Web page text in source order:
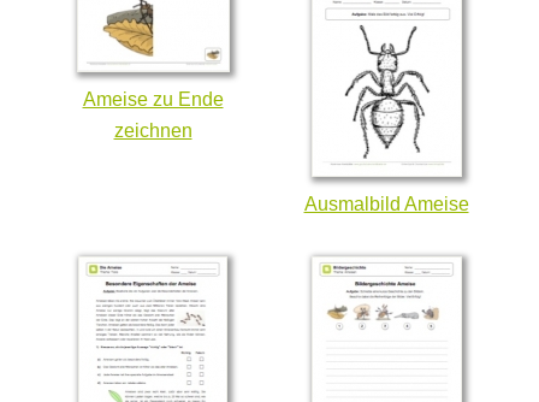
Ameise zu Ende
zeichnen
Ausmalbild Ameise